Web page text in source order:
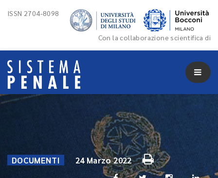
ISSN 2704-8098
Con la collaborazione scientifica di
DOCUMENTI 24 Marzo 2022